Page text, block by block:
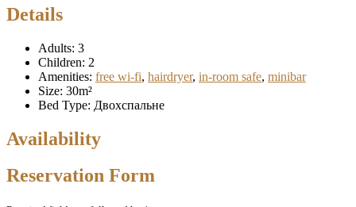
Details
Adults: 3
Children: 2
Amenities: free wi-fi, hairdryer, in-room safe, minibar
Size: 30m²
Bed Type: Двохспальне
Availability
Reservation Form